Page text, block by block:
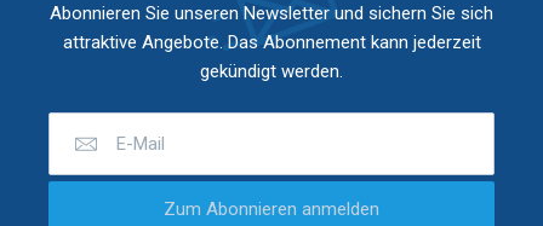
Abonnieren Sie unseren Newsletter und sichern Sie sich
attraktive Angebote. Das Abonnement kann jederzeit
gekündigt werden.
Zum Abonnieren anmelden